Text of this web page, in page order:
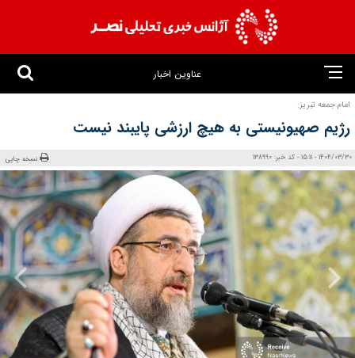
عناوین اخبار
امام جمعه تبریز:
رژیم صهیونیستی به هیچ ارزشی پایبند نیست
1404/03/30 - 15:11 - کد خبر: 138990 نسخه چاپی